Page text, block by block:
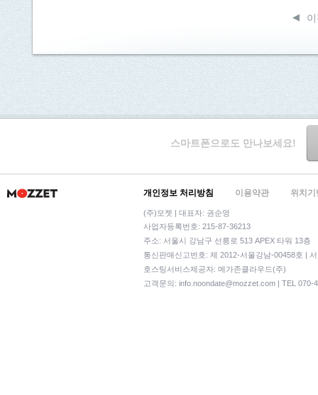
스마트폰으로도 만나보세요!
개인정보 처리방침 이용약관 위치
(주)모젯 | 대표자: 권순영
사업자등록번호: 215-87-36213
주소: 서울시 강남구 선릉로 513 APEX 타워 13층
통신판매신고번호: 제 2012-서울강남-00458호 |
호스팅서비스제공자: 메가존클라우드(주)
고객문의: info.noondate@mozzet.com | TEL 070-